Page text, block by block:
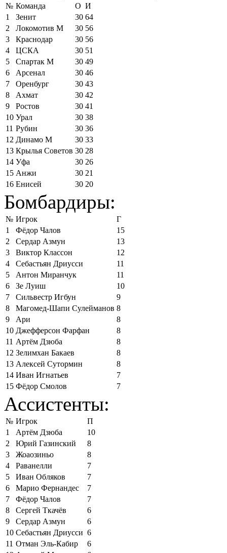
№ Команда О И
1
Зенит 30 64
2
Локомотив М 30 56
3
Краснодар 30 56
4
ЦСКА 30 51
5
Спартак М 30 49
6
Арсенал 30 46
7
Оренбург 30 43
8
Ахмат 30 42
9
Ростов 30 41
10 Урал 30 38
11 Рубин 30 36
12 Динамо М 30 33
13 Крылья Советов 30 28
14 Уфа 30 26
15 Анжи 30 21
16 Енисей 30 20
Бомбардиры:
№ Игрок
Г
1
Фёдор Чалов
15
2
Сердар Азмун
13
3
Виктор Классон
12
4
Себастьян Дриусси
11
5
Антон Миранчук
11
6
Зе Луиш
10
7
Сильвестр Игбун
9
8
Магомед-Шапи Сулейманов 8
9
Ари
8
10 Джефферсон Фарфан
8
11 Артём Дзюба
8
12 Зелимхан Бакаев
8
13 Алексей Сутормин
8
14 Иван Игнатьев
7
15 Фёдор Смолов 7
Ассистенты:
№ Игрок
П
1
Артём Дзюба
10
2
Юрий Газинский
8
3
Жоаозиньо
8
4
Раванелли
7
5
Иван Обляков
7
6
Марио Фернандес
7
7
Фёдор Чалов
7
8
Сергей Ткачёв
6
9
Сердар Азмун
6
10 Себастьян Дриусси 6
11 Отман Эль-Кабир
6